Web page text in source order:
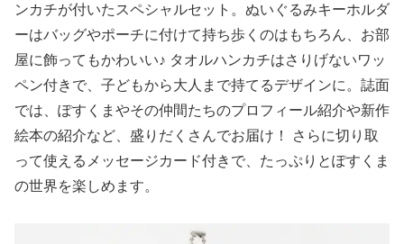
ンカチが付いたスペシャルセット。ぬいぐるみキーホルダ
ーはバッグやポーチに付けて持ち歩くのはもちろん、お部
屋に飾ってもかわいい♪ タオルハンカチはさりげないワッ
ペン付きで、子どもから大人まで持てるデザインに。誌面
では、ぽすくまやその仲間たちのプロフィール紹介や新作
絵本の紹介など、盛りだくさんでお届け！ さらに切り取
って使えるメッセージカード付きで、たっぷりとぽすくま
の世界を楽しめます。